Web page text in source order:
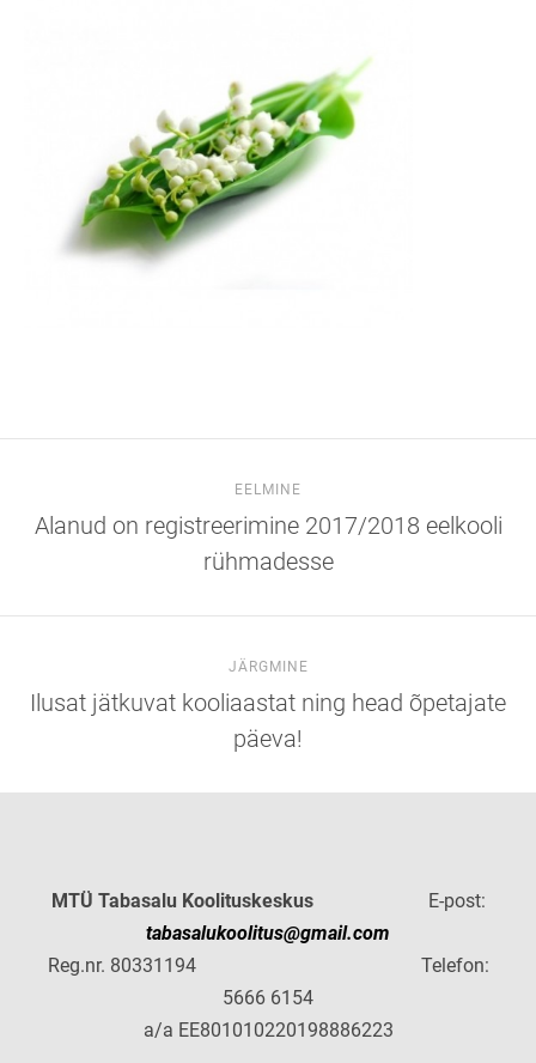
EELMINE
Alanud on registreerimine 2017/2018 eelkooli
rühmadesse
JÄRGMINE
Ilusat jätkuvat kooliaastat ning head õpetajate
päeva!
MTÜ Tabasalu Koolituskeskus
E-post:
tabasalukoolitus@gmail.com
Reg.nr. 80331194 Telefon:
5666 6154
a/a EE801010220198886223